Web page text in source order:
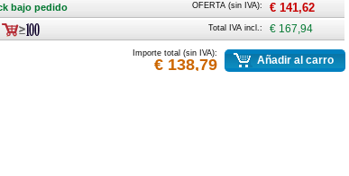
bajo pedido OFERTA (sin IVA): € 141,62
Total IVA incl.: € 167,94
Importe total (sin IVA):
€ 138,79 Añadir al carro